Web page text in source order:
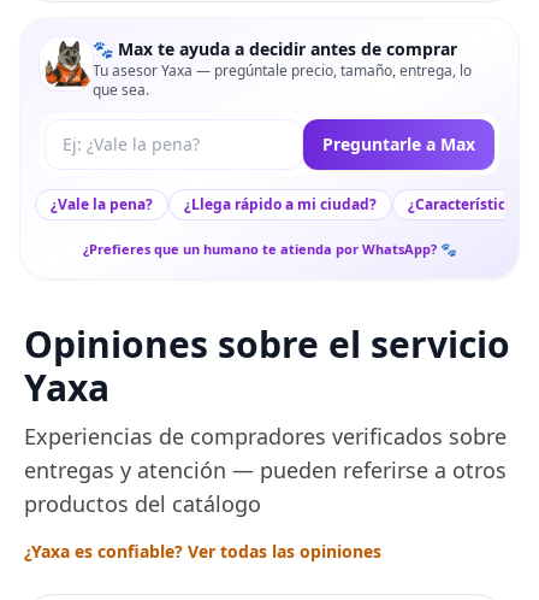
🐾 Max te ayuda a decidir antes de comprar
Tu asesor Yaxa — pregúntale precio, tamaño, entrega, lo
que sea.
Tu pregunta a Max Preguntarle a Max
¿Vale la pena? ¿Llega rápido a mi ciudad? ¿Características
¿Prefieres que un humano te atienda por WhatsApp? 🐾
Opiniones sobre el servicio
Yaxa
Experiencias de compradores verificados sobre
entregas y atención — pueden referirse a otros
productos del catálogo
¿Yaxa es confiable? Ver todas las opiniones